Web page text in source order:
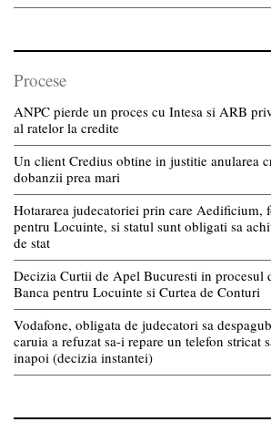
Procese
ANPC pierde un proces cu Intesa si ARB
al ratelor la credite
Un client Credius obtine in justitie anularea
dobanzii prea mari
Hotararea judecatoriei prin care Aedificium,
pentru Locuinte, si statul sunt obligati sa
de stat
Decizia Curtii de Apel Bucuresti in procesul
Banca pentru Locuinte si Curtea de Conturi
Vodafone, obligata de judecatori sa
caruia a refuzat sa-i repare un telefon stricat
inapoi (decizia instantei)